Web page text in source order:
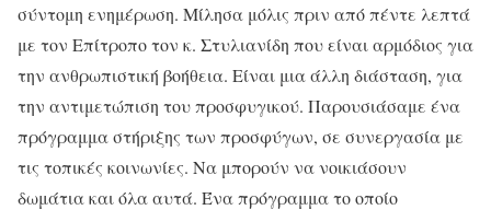
σύντομη ενημέρωση. Μίλησα μόλις πριν από πέντε λεπτά
με τον Επίτροπο τον κ. Στυλιανίδη που είναι αρμόδιος για
την ανθρωπιστική βοήθεια. Είναι μια άλλη διάσταση, για
την αντιμετώπιση του προσφυγικού. Παρουσιάσαμε ένα
πρόγραμμα στήριξης των προσφύγων, σε συνεργασία με
τις τοπικές κοινωνίες. Να μπορούν να νοικιάσουν
δωμάτια και όλα αυτά. Ένα πρόγραμμα το οποίο